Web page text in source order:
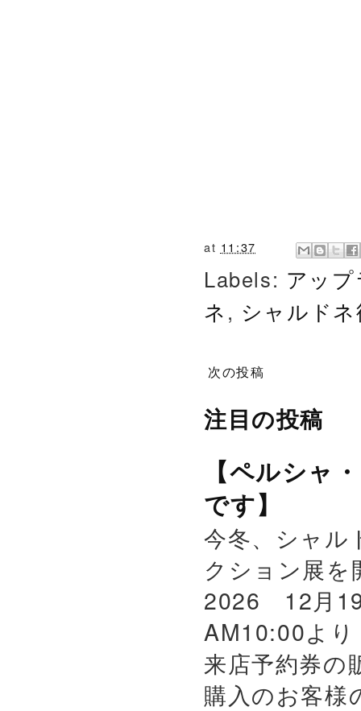
at 11:37
Labels: アッ
ネ, シャルド
次の投稿
注目の投稿
【ペルシャ
です】
今冬、シャル
クション展
2026 12月19
AM10:00よ
来店予約券の
購入のお客様